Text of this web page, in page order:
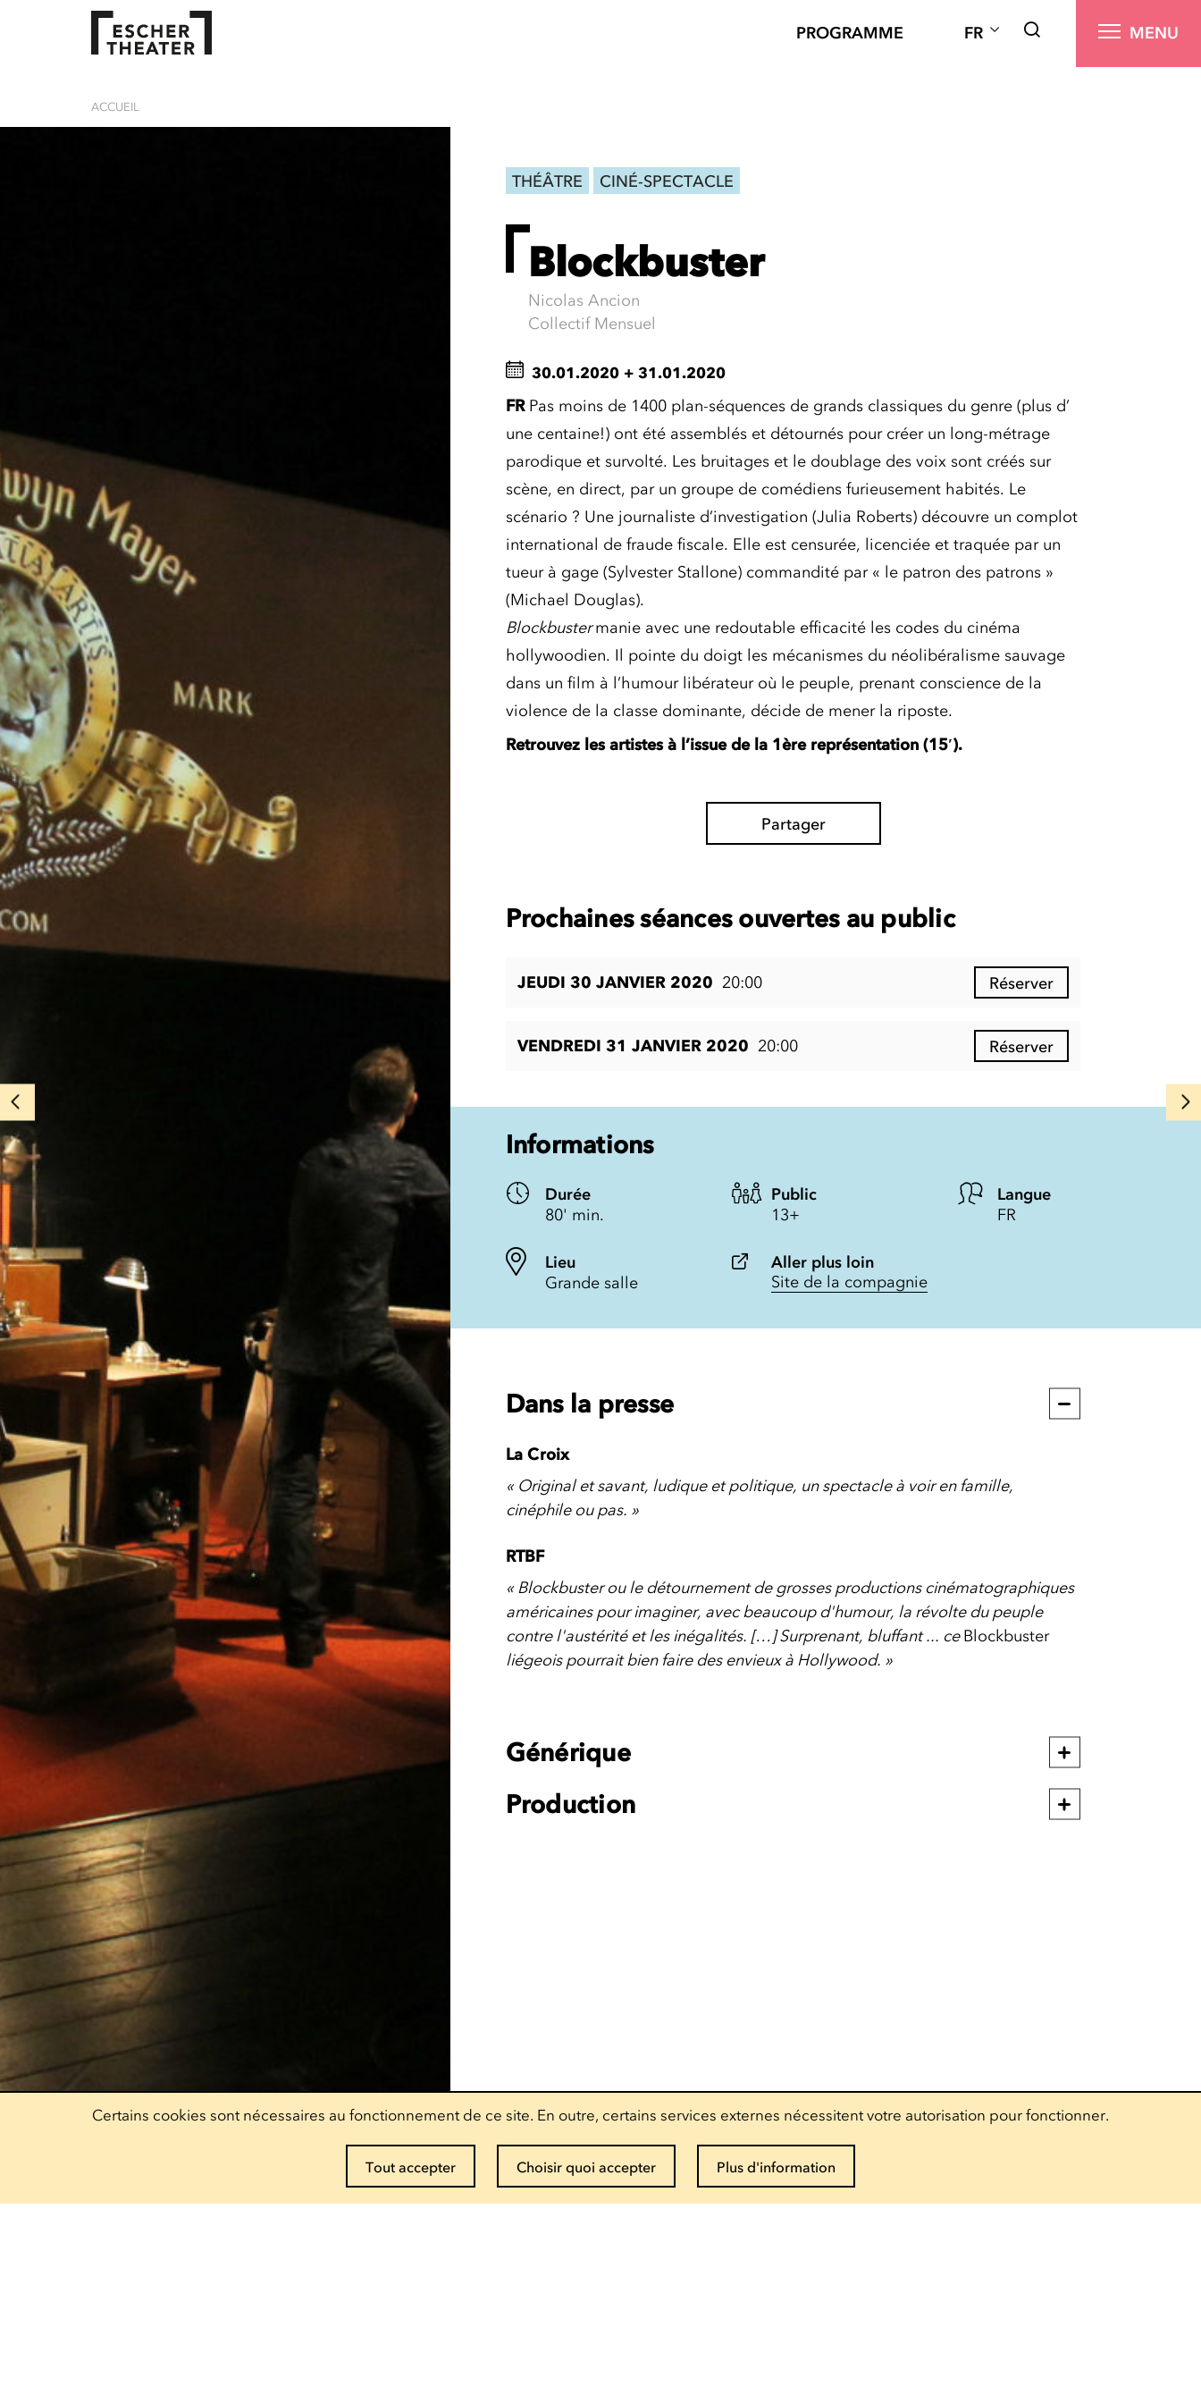
PROGRAMME FR MENU
ACCUEIL
THÉÂTRE CINÉ-SPECTACLE
Blockbuster
Nicolas Ancion
Collectif Mensuel
30.01.2020 + 31.01.2020
FRPas moins de 1400 plan-séquences de grands classiques du genre (plus d’
une centaine!) ont été assemblés et détournés pour créer un long-métrage
parodique et survolté. Les bruitages et le doublage des voix sont créés sur
scène, en direct, par un groupe de comédiens furieusement habités. Le
scénario ? Une journaliste d’investigation (Julia Roberts) découvre un complot
international de fraude fiscale. Elle est censurée, licenciée et traquée par un
tueur à gage (Sylvester Stallone) commandité par « le patron des patrons »
(Michael Douglas).
Blockbustermanie avec une redoutable efficacité les codes du cinéma
hollywoodien. Il pointe du doigt les mécanismes du néolibéralisme sauvage
dans un film à l’humour libérateur où le peuple, prenant conscience de la
violence de la classe dominante, décide de mener la riposte.
Retrouvezles artistes à l’issue de la 1ère représentation (15′).
Partager
Prochaines séances ouvertes au public
JEUDI 30 JANVIER 2020 20:00 Réserver
VENDREDI 31 JANVIER 2020 20:00 Réserver
Informations
Durée
80' min.
Public
13+
Langue
FR
Lieu
Grande salle
Aller plus loin
Site de la compagnie
Dans la presse
La Croix
« Original et savant, ludique et politique, un spectacle à voir en famille,
cinéphile ou pas. »
RTBF
« Blockbuster ou le détournement de grosses productions cinématographiques
américaines pour imaginer, avec beaucoup d'humour, la révolte du peuple
contre l'austérité et les inégalités. […] Surprenant, bluffant ... ceBlockbuster
liégeois pourrait bien faire des envieux à Hollywood. »
Générique
Production
Certains cookies sont nécessaires au fonctionnement de ce site. En outre, certains services externes nécessitent votre autorisation pour fonctionner.
Tout accepter Choisir quoi accepter Plus d'information